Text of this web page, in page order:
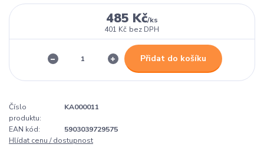
485 Kč/ks
401 Kč bez DPH
Přidat do košíku
Číslo
produktu:
KA000011
EAN kód:
5903039729575
Hlídat cenu / dostupnost